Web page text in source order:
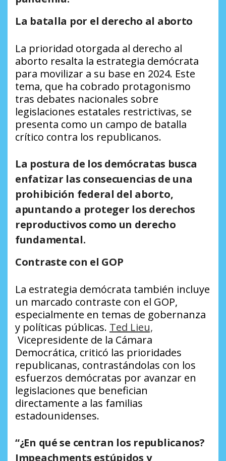
La batalla por el derecho al aborto
La prioridad otorgada al derecho al
aborto resalta la estrategia demócrata
para movilizar a su base en 2024. Este
tema, que ha cobrado protagonismo
tras debates nacionales sobre
legislaciones estatales restrictivas, se
presenta como un campo de batalla
crítico contra los republicanos.
La postura de los demócratas busca
enfatizar las consecuencias de una
prohibición federal del aborto,
apuntando a proteger los derechos
reproductivos como un derecho
fundamental.
Contraste con el GOP
La estrategia demócrata también incluye
un marcado contraste con el GOP,
especialmente en temas de gobernanza
y políticas públicas. Ted Lieu,
Vicepresidente de la Cámara
Democrática, criticó las prioridades
republicanas, contrastándolas con los
esfuerzos demócratas por avanzar en
legislaciones que benefician
directamente a las familias
estadounidenses.
“¿En qué se centran los republicanos?
Impeachments estúpidos y